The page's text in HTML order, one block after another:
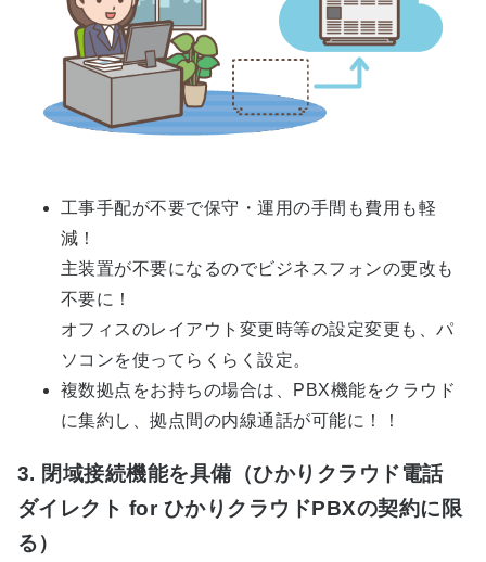
工事手配が不要で保守・運用の手間も費用も軽
減！
主装置が不要になるのでビジネスフォンの更改も
不要に！
オフィスのレイアウト変更時等の設定変更も、パ
ソコンを使ってらくらく設定。
複数拠点をお持ちの場合は、PBX機能をクラウド
に集約し、拠点間の内線通話が可能に！！
3. 閉域接続機能を具備（ひかりクラウド電話
ダイレクト for ひかりクラウドPBXの契約に限
る）